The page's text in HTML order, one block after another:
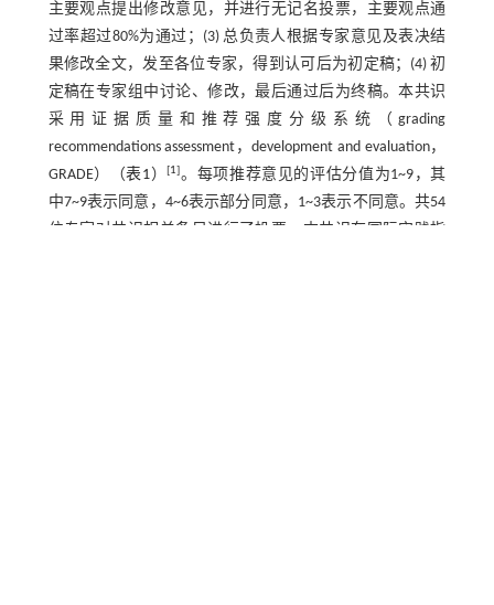
主要观点提出修改意见，并进行无记名投票，主要观点通
过率超过80%为通过；(3) 总负责人根据专家意见及表决结
果修改全文，发至各位专家，得到认可后为初定稿；(4) 初
定稿在专家组中讨论、修改，最后通过后为终稿。本共识
采用证据质量和推荐强度分级系统（grading
recommendations assessment，development and evaluation，
GRADE）（表1）[1]。每项推荐意见的评估分值为1~9，其
中7~9表示同意，4~6表示部分同意，1~3表示不同意。共54
位专家对共识相关条目进行了投票。本共识在国际实践指